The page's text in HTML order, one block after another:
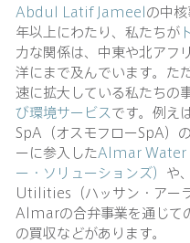
Abdul Latif Jameelの中核
年以上にわたり、私たちが
力な関係は、中東や北アフ
洋にまで及んでいます。た
速に拡大している私たちの
び環境サービスです。例え
SpA（オスモフローSpA）
ーに参入したAlmar Water
ー・ソリューションズ） や
Utilities（ハッサン・アー
Almarの合弁事業を通じて
の買収などがあります。